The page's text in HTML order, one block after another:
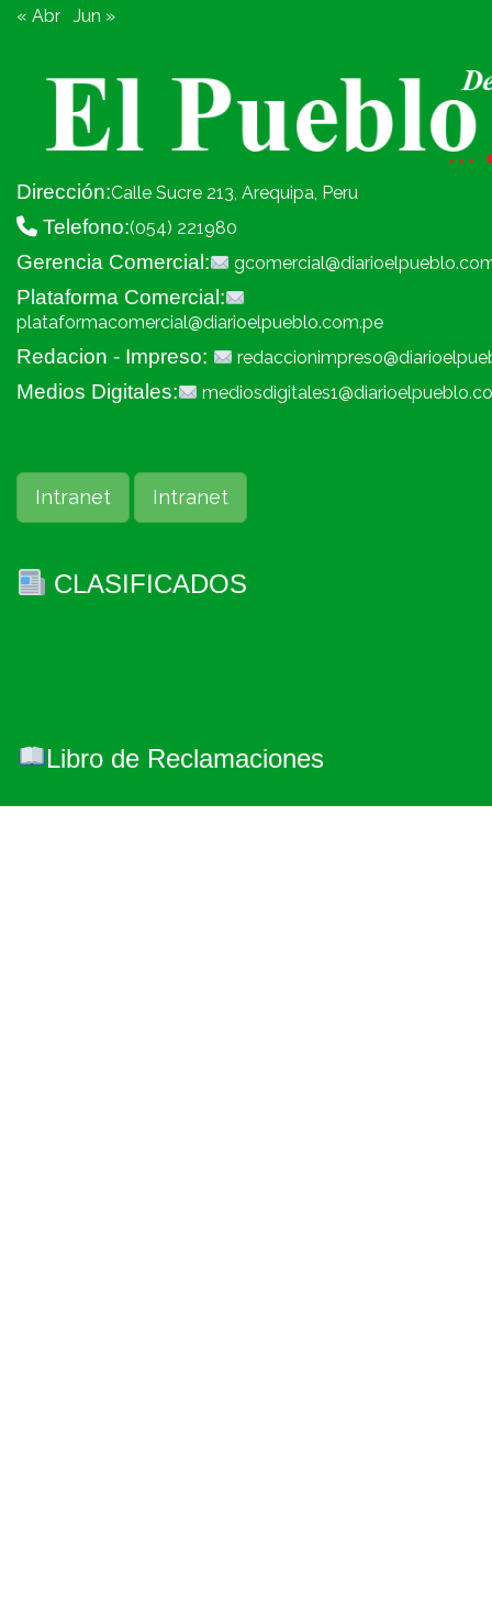
« Abr Jun »
Dirección:Calle Sucre 213, Arequipa, Peru
Telefono:(054) 221980
Gerencia Comercial:
Plataforma Comercial:
plataformacomercial@diarioelpueblo.com.pe
Redacion - Impreso:
Medios Digitales:
Intranet Intranet
CLASIFICADOS
Libro de Reclamaciones